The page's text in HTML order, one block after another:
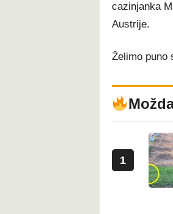
cazinjanka
Austrije.
Želimo puno
1